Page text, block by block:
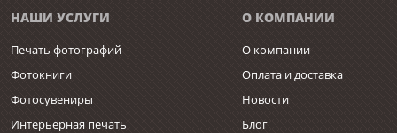
НАШИ УСЛУГИ
Печать фотографий
Фотокниги
Фотосувениры
Интерьерная печать
О КОМПАНИИ
О компании
Оплата и доставка
Новости
Блог